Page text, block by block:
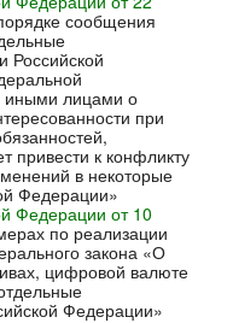
сообщения
Российской
иными лицами о
при
привести к конфликту
в некоторые
Федерации»
Федерации от 10
по реализации
закона «О
цифровой валюте
Федерации»